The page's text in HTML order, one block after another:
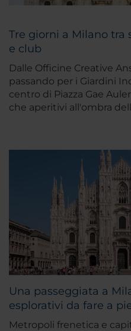
Tre giorni a Milano tra
e club
Dalle Officine Creative
passando per i Giardini
centro di Piazza Gae
che aperitivi all'ombra
Una passeggiata a
esplorativi da fare a
Metropoli frenetica e